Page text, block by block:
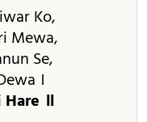
Ko,
Mewa,
Se,
।
॥